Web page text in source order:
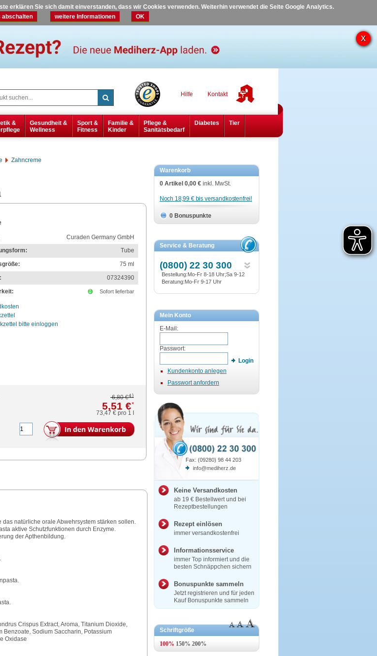
erklären Sie sich damit einverstanden, dass wir Cookies verwenden. Weiterhin verwendet die Seite Google Analytics.
abschalten
weitere Informationen OK
Hilfe Kontakt
&
Gesundheit &
Wellness
Sport &
Fitness
Familie &
Kinder
Pflege &
Sanitätsbedarf
Diabetes Tier
Zahncreme
Curaden Germany GmbH
Tube
75 ml
07324390
Sofort lieferbar
bitte einloggen
6,80 €4)
5,51 €*
73,47 €pro 1 l
natürliche orale Abwehrsystem stärken sollen.
aktive Schutzfunktionen durch Enzyme.
der Apthenbildung.
Crispus Extract, Aroma, Titanium Dioxide,
Benzoate, Sodium Saccharin, Potassium
Oxidase
Warenkorb
0 Artikel 0,00 € inkl. MwSt.
Noch 18,99 € bis versandkostenfrei!
0 Bonuspunkte
Service & Beratung
(0800) 22 30 300
Bestellung:Mo-Fr 8-18 Uhr;Sa 9-12
Beratung:Mo-Fr 9-17 Uhr
Mein Konto
E-Mail:
Passwort:
Login
Kundenkonto anlegen
Passwort anfordern
Fax: (09280) 98 44 203
info@mediherz.de
Keine Versandkosten
ab 19 € Bestellwert und bei
Rezeptbestellungen
Rezept einlösen
immer versandkostenfrei
Informationsservice
immer Top informiert und die
besten Schnäppchen sichern
Bonuspunkte sammeln
Jetzt registrieren und für jeden
Kauf Bonuspunkte sammeln
Schriftgröße